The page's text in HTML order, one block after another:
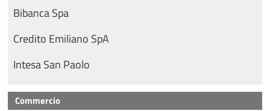
Bibanca Spa
Credito Emiliano SpA
Intesa San Paolo
Commercio